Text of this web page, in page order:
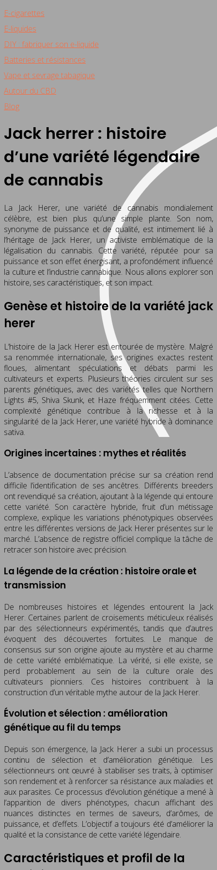
E-cigarettes
E-liquides
DIY : fabriquer son e-liquide
Batteries et résistances
Vape et sevrage tabagique
Autour du CBD
Blog
Jack herrer : histoire
d’une variété légendaire
de cannabis
La Jack Herer, une variété de cannabis mondialement
célèbre, est bien plus qu’une simple plante. Son nom,
synonyme de puissance et de qualité, est intimement lié à
l’héritage de Jack Herer, un activiste emblématique de la
légalisation du cannabis. Cette variété, réputée pour sa
puissance et son effet énergisant, a profondément influencé
la culture et l’industrie cannabique. Nous allons explorer son
histoire, ses caractéristiques, et son impact.
Genèse et histoire de la variété jack
herer
L’histoire de la Jack Herer est entourée de mystère. Malgré
sa renommée internationale, ses origines exactes restent
floues, alimentant spéculations et débats parmi les
cultivateurs et experts. Plusieurs théories circulent sur ses
parents génétiques, avec des variétés telles que Northern
Lights #5, Shiva Skunk, et Haze fréquemment citées. Cette
complexité génétique contribue à la richesse et à la
singularité de la Jack Herer, une variété hybride à dominance
sativa.
Origines incertaines : mythes et réalités
L’absence de documentation précise sur sa création rend
difficile l’identification de ses ancêtres. Différents breeders
ont revendiqué sa création, ajoutant à la légende qui entoure
cette variété. Son caractère hybride, fruit d’un métissage
complexe, explique les variations phénotypiques observées
entre les différentes versions de Jack Herer présentes sur le
marché. L’absence de registre officiel complique la tâche de
retracer son histoire avec précision.
La légende de la création : histoire orale et
transmission
De nombreuses histoires et légendes entourent la Jack
Herer. Certaines parlent de croisements méticuleux réalisés
par des sélectionneurs expérimentés, tandis que d’autres
évoquent des découvertes fortuites. Le manque de
consensus sur son origine ajoute au mystère et au charme
de cette variété emblématique. La vérité, si elle existe, se
perd probablement au sein de la culture orale des
cultivateurs pionniers. Ces histoires contribuent à la
construction d’un véritable mythe autour de la Jack Herer.
Évolution et sélection : amélioration
génétique au fil du temps
Depuis son émergence, la Jack Herer a subi un processus
continu de sélection et d’amélioration génétique. Les
sélectionneurs ont œuvré à stabiliser ses traits, à optimiser
son rendement et à renforcer sa résistance aux maladies et
aux parasites. Ce processus d’évolution génétique a mené à
l’apparition de divers phénotypes, chacun affichant des
nuances distinctes en termes de saveurs, d’arômes, de
puissance, et d’effets. L’objectif a toujours été d’améliorer la
qualité et la consistance de cette variété légendaire.
Caractéristiques et profil de la